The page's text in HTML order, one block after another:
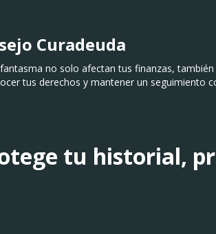
Curadeuda
no solo afectan tus finanzas, también
tus derechos y mantener un seguimiento
tu historial,